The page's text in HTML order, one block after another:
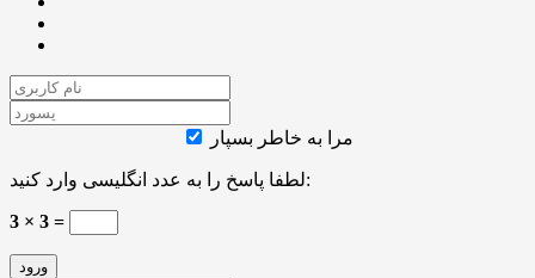
مرا به خاطر بسپار
لطفا پاسخ را به عدد انگلیسی وارد کنید:
3 × 3 =